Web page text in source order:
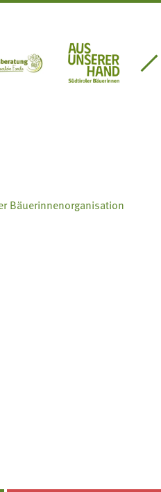
Mit Bäuerinnen lernen -
Lebensberatung für dieAus unserer
Bäuerinnenorganisation